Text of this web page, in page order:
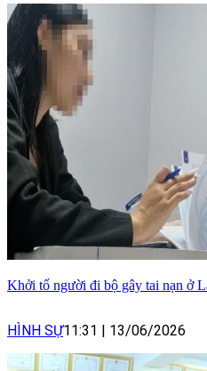
Khởi tố người đi bộ gây tai nạn ở
HÌNH SỰ11:31 | 13/06/2026